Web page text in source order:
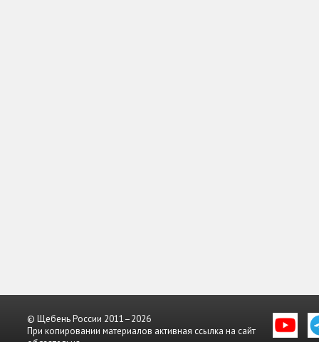
© Щебень России 2011–2026
При копировании материалов активная ссылка на сайт